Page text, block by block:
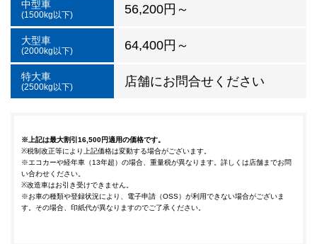
中型車
(1500kg以下) 56,200円～
大型車
(2000kg以下) 64,400円～
特大車
(2500kg以下) 店舗にお問合せください
※上記は最大割引 16,500円適用の価格です。
※税制改正等により上記価格は変動する場合がございます。
※エコカーや経年車（13年超）の場合、重量税が異なります。詳しくは店舗までお問
い合わせください。
※改造車はお引き受けできません。
※お車の種類や登録状況により、電子申請（OSS）が利用できない場合がございま
す。その場合、印紙代が異なりますのでご了承ください。